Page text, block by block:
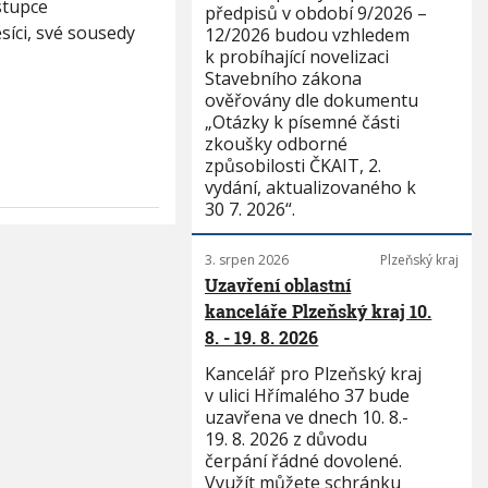
své sousedy
předpisů v období 9/2026 –
12/2026 budou vzhledem
k probíhající novelizaci
Stavebního zákona
ověřovány dle dokumentu
„Otázky k písemné části
zkoušky odborné
způsobilosti ČKAIT, 2.
vydání, aktualizovaného k
30 7. 2026“.
3. srpen 2026 Plzeňský kraj
Uzavření oblastní
kanceláře Plzeňský kraj 10.
8. - 19. 8. 2026
Kancelář pro Plzeňský kraj
v ulici Hřímalého 37 bude
uzavřena ve dnech 10. 8.-
19. 8. 2026 z důvodu
čerpání řádné dovolené.
Využít můžete schránku